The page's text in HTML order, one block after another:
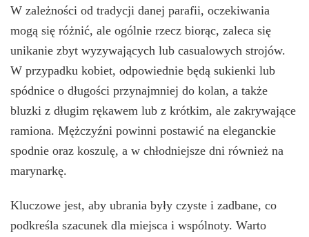
W zależności od tradycji danej parafii, oczekiwania
mogą się różnić, ale ogólnie rzecz biorąc, zaleca się
unikanie zbyt wyzywających lub casualowych strojów.
W przypadku kobiet, odpowiednie będą sukienki lub
spódnice o długości przynajmniej do kolan, a także
bluzki z długim rękawem lub z krótkim, ale zakrywające
ramiona. Mężczyźni powinni postawić na eleganckie
spodnie oraz koszulę, a w chłodniejsze dni również na
marynarkę.
Kluczowe jest, aby ubrania były czyste i zadbane, co
podkreśla szacunek dla miejsca i wspólnoty. Warto